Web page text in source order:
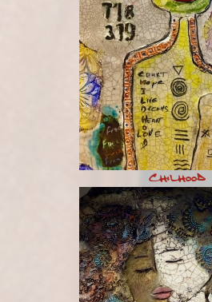
Chilhood